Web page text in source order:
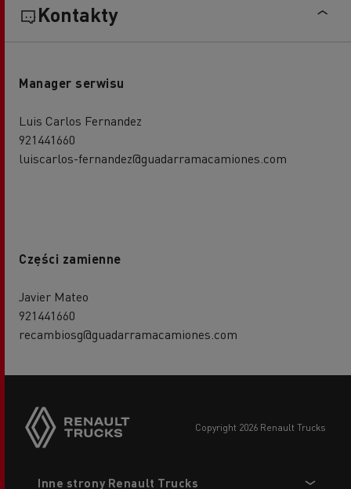
Kontakty
Manager serwisu
Luis Carlos Fernandez
921441660
luiscarlos-fernandez@guadarramacamiones.com
Części zamienne
Javier Mateo
921441660
recambiosg@guadarramacamiones.com
copyright 2026 Renault Trucks
Inne strony Renault Trucks